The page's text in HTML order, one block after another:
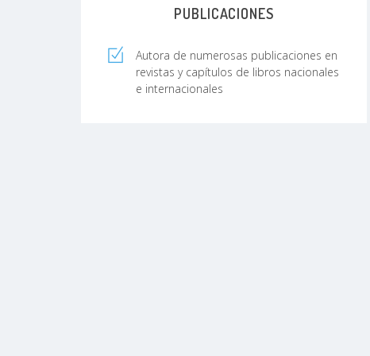
PUBLICACIONES
Autora de numerosas publicaciones en
revistas y capítulos de libros nacionales
e internacionales